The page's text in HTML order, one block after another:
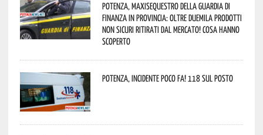
Potenza, maxisequestro della Guardia di
Finanza in provincia: oltre duemila prodotti
non sicuri ritirati dal mercato! Cosa hanno
scoperto
Potenza, incidente poco fa! 118 sul posto